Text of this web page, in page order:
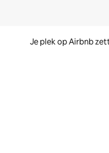
Je plek op Airbnb